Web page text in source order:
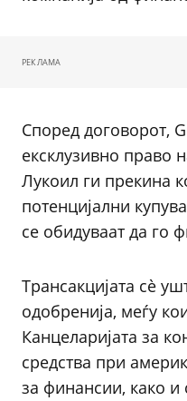
РЕКЛАМА
Според договорот,
ексклузивно право
Лукоил ги прекина
потенцијални
се обидуваат да го
Трансакцијата сè
одобренија, меѓу
Канцеларијата за
средства при
за финансии, како и